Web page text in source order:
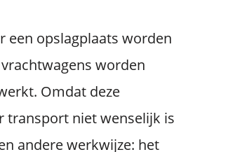
een opslagplaats worden
worden
Omdat deze
transport niet wenselijk is
andere werkwijze: het